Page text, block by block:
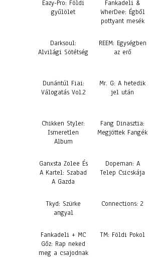
Eazy-Pro: Földi
gyűlölet
Fankadeli &
WherDee: Égből
pottyant mesék
Darksoul:
Alvilági Sötétség
REEM: Egységben
az erő
Dunántúl Fiai:
Válogatás Vol.2
Mr. G: A hetedik
jel után
Chikken Styler:
Ismeretlen
Album
Fang Dinasztia:
Megjöttek Fangék
Ganxsta Zolee És
A Kartel: Szabad
A Gazda
Dopeman: A
Telep Csicskája
Tkyd: Szürke
angyal
Connections: 2
Fankadeli + MC
Gőz: Rap neked
meg a csajodnak
TM: Földi Pokol